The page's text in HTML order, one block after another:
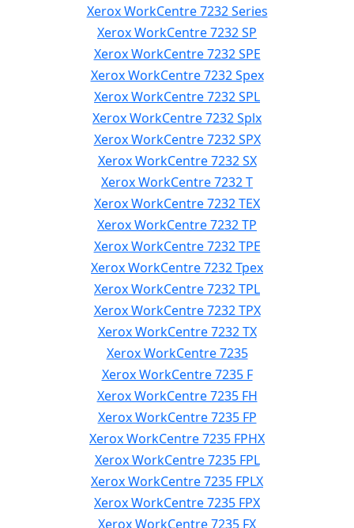
Xerox WorkCentre 7232 Series
Xerox WorkCentre 7232 SP
Xerox WorkCentre 7232 SPE
Xerox WorkCentre 7232 Spex
Xerox WorkCentre 7232 SPL
Xerox WorkCentre 7232 Splx
Xerox WorkCentre 7232 SPX
Xerox WorkCentre 7232 SX
Xerox WorkCentre 7232 T
Xerox WorkCentre 7232 TEX
Xerox WorkCentre 7232 TP
Xerox WorkCentre 7232 TPE
Xerox WorkCentre 7232 Tpex
Xerox WorkCentre 7232 TPL
Xerox WorkCentre 7232 TPX
Xerox WorkCentre 7232 TX
Xerox WorkCentre 7235
Xerox WorkCentre 7235 F
Xerox WorkCentre 7235 FH
Xerox WorkCentre 7235 FP
Xerox WorkCentre 7235 FPHX
Xerox WorkCentre 7235 FPL
Xerox WorkCentre 7235 FPLX
Xerox WorkCentre 7235 FPX
Xerox WorkCentre 7235 FX